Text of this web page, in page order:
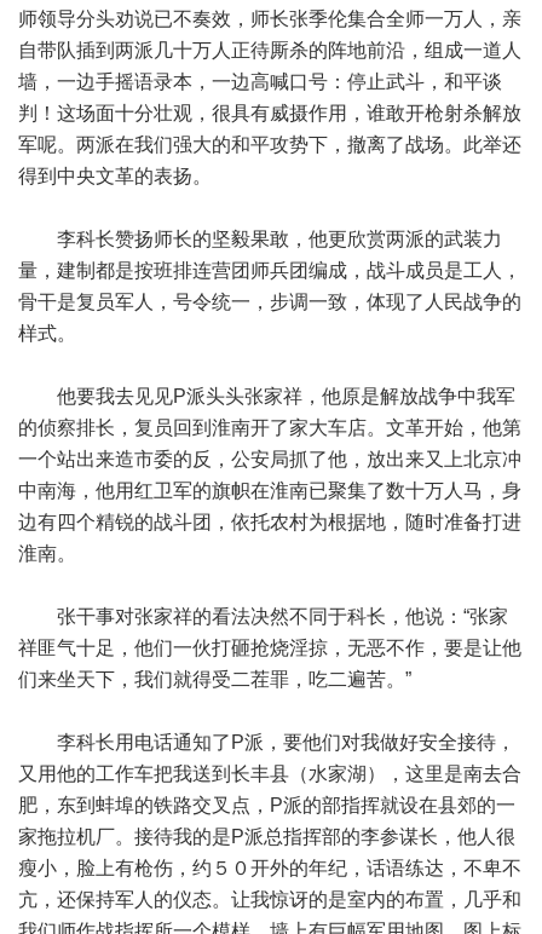
师领导分头劝说已不奏效，师长张季伦集合全师一万人，亲
自带队插到两派几十万人正待厮杀的阵地前沿，组成一道人
墙，一边手摇语录本，一边高喊口号：停止武斗，和平谈
判！这场面十分壮观，很具有威摄作用，谁敢开枪射杀解放
军呢。两派在我们强大的和平攻势下，撤离了战场。此举还
得到中央文革的表扬。
李科长赞扬师长的坚毅果敢，他更欣赏两派的武装力
量，建制都是按班排连营团师兵团编成，战斗成员是工人，
骨干是复员军人，号令统一，步调一致，体现了人民战争的
样式。
他要我去见见P派头头张家祥，他原是解放战争中我军
的侦察排长，复员回到淮南开了家大车店。文革开始，他第
一个站出来造市委的反，公安局抓了他，放出来又上北京冲
中南海，他用红卫军的旗帜在淮南已聚集了数十万人马，身
边有四个精锐的战斗团，依托农村为根据地，随时准备打进
淮南。
张干事对张家祥的看法决然不同于科长，他说：“张家
祥匪气十足，他们一伙打砸抢烧淫掠，无恶不作，要是让他
们来坐天下，我们就得受二茬罪，吃二遍苦。”
李科长用电话通知了P派，要他们对我做好安全接待，
又用他的工作车把我送到长丰县（水家湖），这里是南去合
肥，东到蚌埠的铁路交叉点，P派的部指挥就设在县郊的一
家拖拉机厂。接待我的是P派总指挥部的李参谋长，他人很
瘦小，脸上有枪伤，约５０开外的年纪，话语练达，不卑不
亢，还保持军人的仪态。让我惊讶的是室内的布置，几乎和